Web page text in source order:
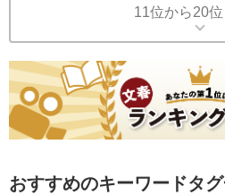
11位から20
おすすめのキーワードタ